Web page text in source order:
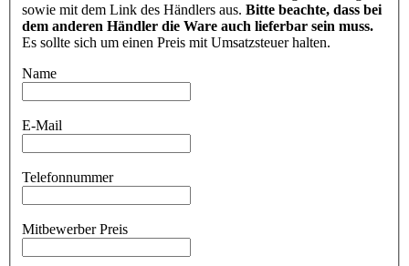
sowie mit dem Link des Händlers aus. Bitte beachte, dass bei
dem anderen Händler die Ware auch lieferbar sein muss.
Es sollte sich um einen Preis mit Umsatzsteuer halten.
Name
E-Mail
Telefonnummer
Mitbewerber Preis